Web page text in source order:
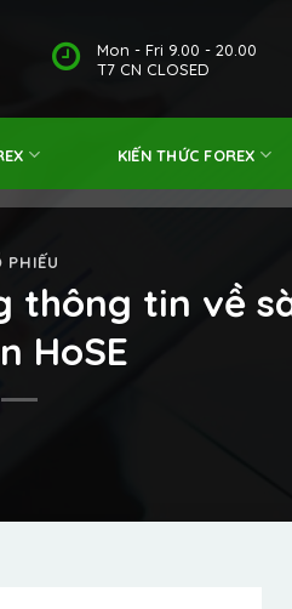
Mon - Fri 9.00 - 20.00
T7 CN CLOSED
KIẾN THỨC FOREX
PHIẾU
thông tin về
HoSE